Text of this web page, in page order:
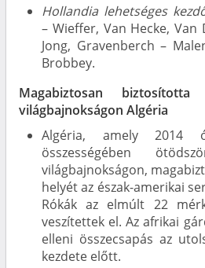
Hollandia lehetséges
– Wieffer, Van Hecke, Van
Jong, Gravenberch –
Brobbey.
Magabiztosan
világbajnokságon Algéria
Algéria, amely
összességében
világbajnokságon,
helyét az észak-amerikai
Rókák az elmúlt 22
veszítettek el. Az afrikai
elleni összecsapás az
kezdete előtt.